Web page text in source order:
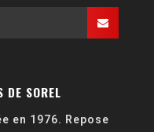
DE SOREL
en 1976. Repose